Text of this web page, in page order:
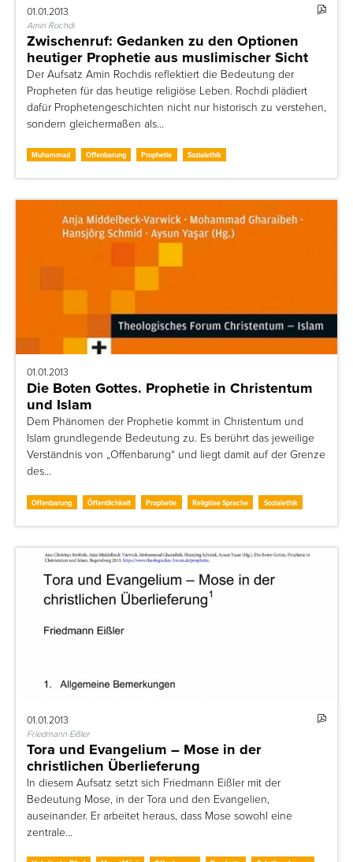
01.01.2013
Amin Rochdi
Zwischenruf: Gedanken zu den Optionen
heutiger Prophetie aus muslimischer Sicht
Der Aufsatz Amin Rochdis reflektiert die Bedeutung der
Propheten für das heutige religiöse Leben. Rochdi plädiert
dafür Prophetengeschichten nicht nur historisch zu verstehen,
sondern gleichermaßen als…
Muhammad Offenbarung Prophetie Sozialethik
01.01.2013
Die Boten Gottes. Prophetie in Christentum
und Islam
Dem Phänomen der Prophetie kommt in Christentum und
Islam grundlegende Bedeutung zu. Es berührt das jeweilige
Verständnis von „Offenbarung“ und liegt damit auf der Grenze
des…
Offenbarung Öffentlichkeit Prophetie Religiöse Sprache Sozialethik
01.01.2013
Friedmann Eißler
Tora und Evangelium – Mose in der
christlichen Überlieferung
In diesem Aufsatz setzt sich Friedmann Eißler mit der
Bedeutung Mose, in der Tora und den Evangelien,
auseinander. Er arbeitet heraus, dass Mose sowohl eine
zentrale…